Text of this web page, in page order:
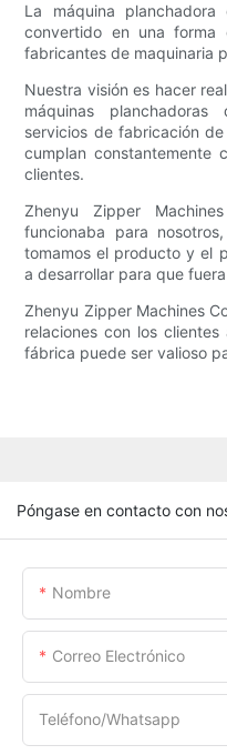
La máquina
convertido en una forma
fabricantes de maquinaria
Nuestra visión es hacer
máquinas planchadoras
servicios de fabricación
cumplan constantemente
clientes.
Zhenyu Zipper
funcionaba para
tomamos el producto y el
a desarrollar para que
Zhenyu Zipper Machines
relaciones con los
fábrica puede ser valioso
Póngase en contacto con
Nombre
Correo Electrónico
Teléfono/whatsapp